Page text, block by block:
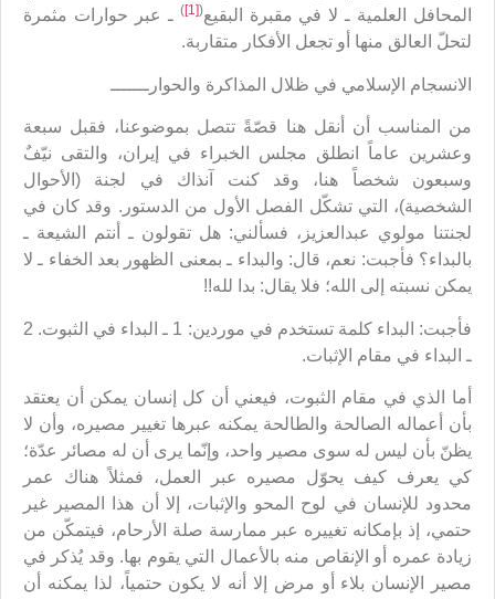
المحافل العلمية ـ لا في مقبرة البقيع(
[1]
) ـ عبر حوارات مثمرة
لتحلّ العالق منها أو تجعل الأفكار متقاربة.
الانسجام الإسلامي في ظلال المذاكرة والحوارـــــــ
من المناسب أن أنقل هنا قصّةً تتصل بموضوعنا، فقبل سبعة
وعشرين عاماً انطلق مجلس الخبراء في إيران، والتقى نيّفٌ
وسبعون شخصاً هنا، وقد كنت آنذاك في لجنة (الأحوال
الشخصية)، التي تشكّل الفصل الأول من الدستور. وقد كان في
لجنتنا مولوي عبدالعزيز، فسألني: هل تقولون ـ أنتم الشيعة ـ
بالبداء؟ فأجبت: نعم، قال: والبداء ـ بمعنى الظهور بعد الخفاء ـ لا
يمكن نسبته إلى الله؛ فلا يقال: بدا لله!!
فأجبت: البداء كلمة تستخدم في موردين: 1 ـ البداء في الثبوت. 2
ـ البداء في مقام الإثبات.
أما الذي في مقام الثبوت، فيعني أن كل إنسان يمكن أن يعتقد
بأن أعماله الصالحة والطالحة يمكنه عبرها تغيير مصيره، وأن لا
يظنّ بأن ليس له سوى مصير واحد، وإنّما يرى أن له مصائر عدّة؛
كي يعرف كيف يحوّل مصيره عبر العمل، فمثلاً هناك عمر
محدود للإنسان في لوح المحو والإثبات، إلا أن هذا المصير غير
حتمي، إذ بإمكانه تغييره عبر ممارسة صلة الأرحام، فيتمكّن من
زيادة عمره أو الإنقاص منه بالأعمال التي يقوم بها. وقد يُذكر في
مصير الإنسان بلاء أو مرض إلا أنه لا يكون حتمياً، لذا يمكنه أن